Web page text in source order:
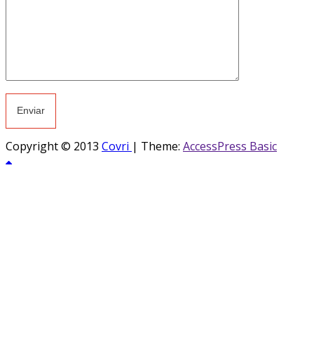
Copyright © 2013 Covri | Theme: AccessPress Basic